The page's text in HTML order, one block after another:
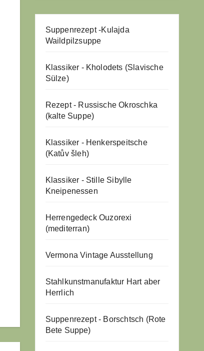
Suppenrezept -Kulajda
Waildpilzsuppe
Klassiker - Kholodets (Slavische
Sülze)
Rezept - Russische Okroschka
(kalte Suppe)
Klassiker - Henkerspeitsche
(Katův šleh)
Klassiker - Stille Sibylle
Kneipenessen
Herrengedeck Ouzorexi
(mediterran)
Vermona Vintage Ausstellung
Stahlkunstmanufaktur Hart aber
Herrlich
Suppenrezept - Borschtsch (Rote
Bete Suppe)